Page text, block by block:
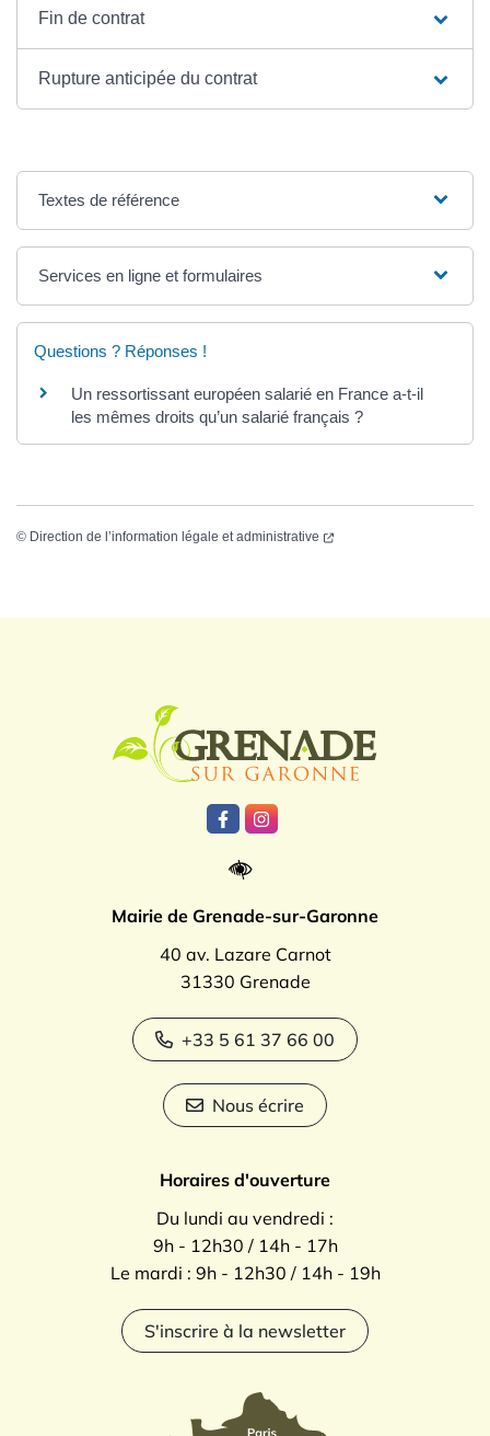
Fin de contrat
Rupture anticipée du contrat
Textes de référence
Services en ligne et formulaires
Questions ? Réponses !
Un ressortissant européen salarié en France a-t-il
les mêmes droits qu’un salarié français ?
© Direction de l’information légale et administrative
Lien vers le compte Facebook
Lien vers le compte
Mairie de Grenade-sur-Garonne
40 av. Lazare Carnot
31330 Grenade
+33 5 61 37 66 00
Nous écrire
Horaires d'ouverture
Du lundi au vendredi :
9h - 12h30 / 14h - 17h
Le mardi : 9h - 12h30 / 14h - 19h
S'inscrire à la newsletter